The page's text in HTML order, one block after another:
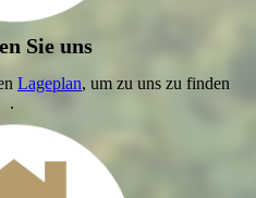
Sie uns
Lageplan, um zu uns zu finden
.